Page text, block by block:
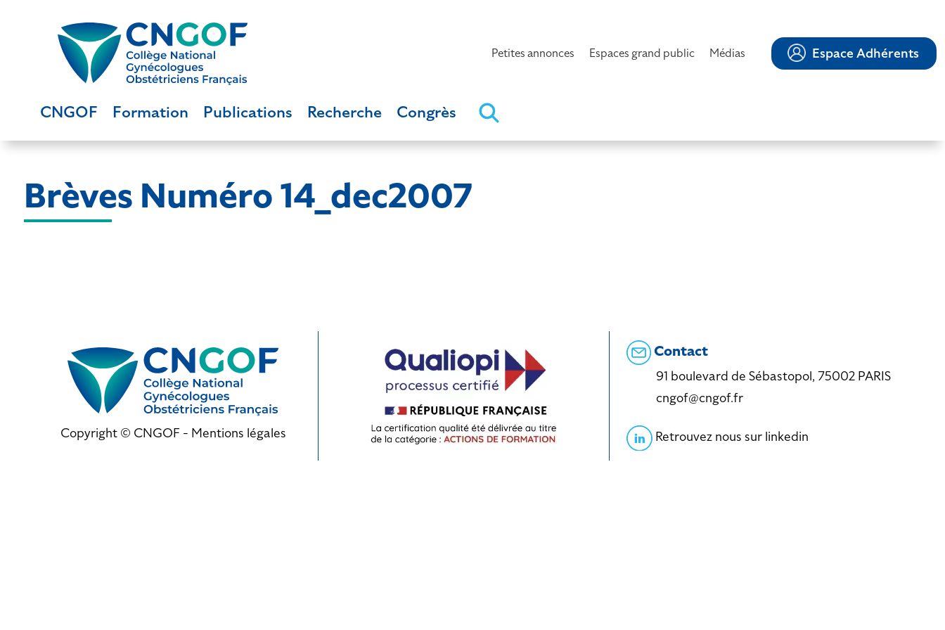
Petites annonces Espaces grand public Médias Espace Adhérents
CNGOF Formation Publications Recherche Congrès
Brèves Numéro 14_dec2007
Copyright © CNGOF - Mentions légales
Contact
91 boulevard de Sébastopol, 75002 PARIS
cngof@cngof.fr
Retrouvez nous sur linkedin